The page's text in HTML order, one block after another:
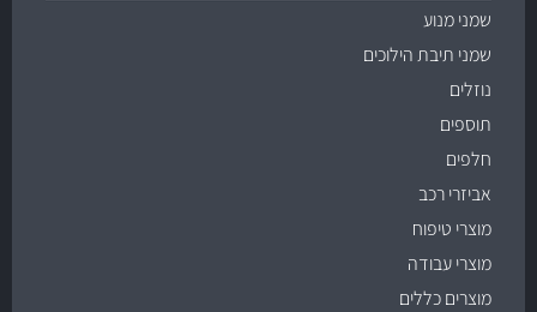
שמני מנוע
שמני תיבת הילוכים
נוזלים
תוספים
חלפים
אביזרי רכב
מוצרי טיפוח
מוצרי עבודה
מוצרים כללים